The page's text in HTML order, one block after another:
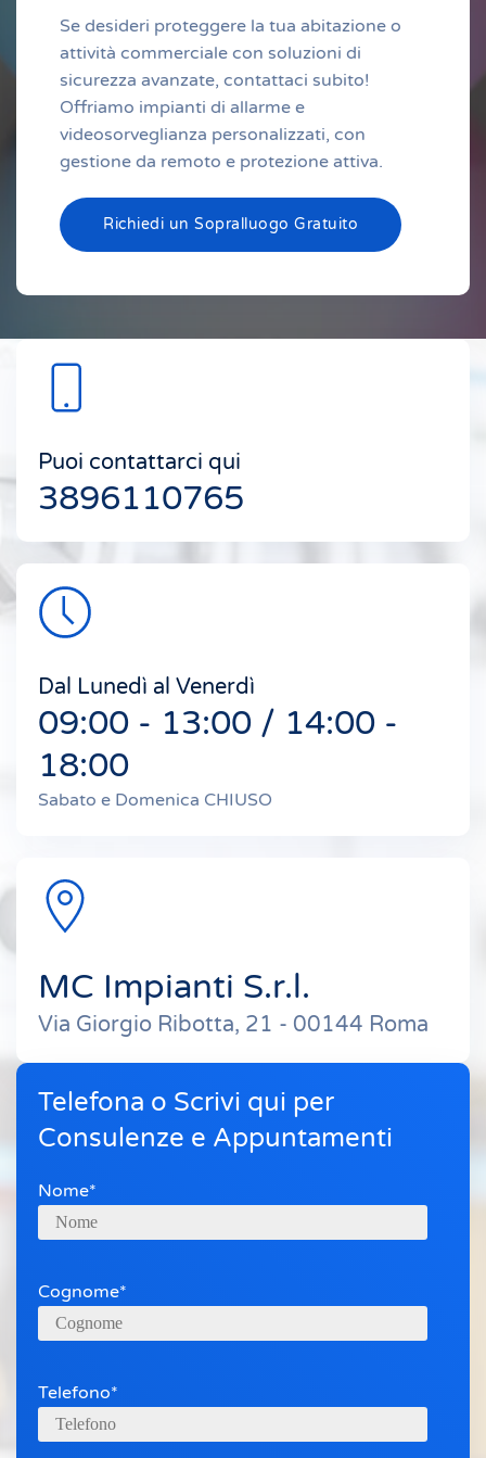
Se desideri proteggere la tua abitazione o
attività commerciale con soluzioni di
sicurezza avanzate, contattaci subito!
Offriamo impianti di allarme e
videosorveglianza personalizzati, con
gestione da remoto e protezione attiva.
Richiedi un Sopralluogo Gratuito
Puoi contattarci qui
3896110765
Dal Lunedì al Venerdì
09:00 - 13:00 / 14:00 -
18:00
Sabato e Domenica CHIUSO
MC Impianti S.r.l.
Via Giorgio Ribotta, 21 - 00144 Roma
Telefona o Scrivi qui per
Consulenze e Appuntamenti
Nome*
Cognome*
Telefono*